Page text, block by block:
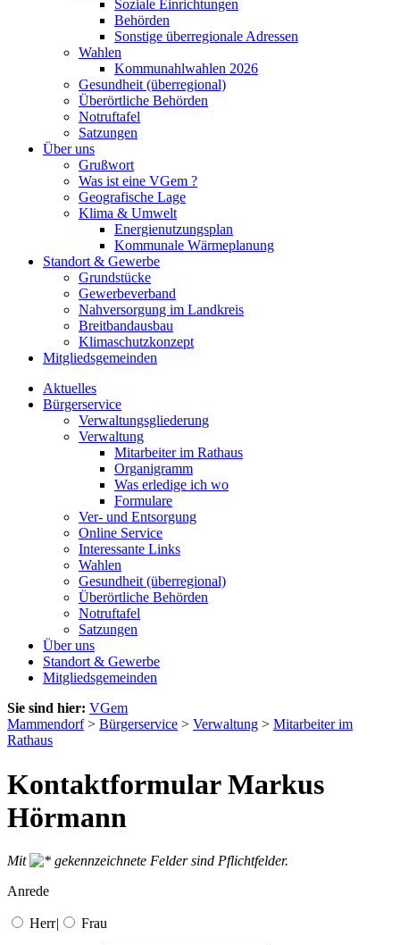
Soziale Einrichtungen
Behörden
Sonstige überregionale Adressen
Wahlen
Kommunahlwahlen 2026
Gesundheit (überregional)
Überörtliche Behörden
Notruftafel
Satzungen
Über uns
Grußwort
Was ist eine VGem ?
Geografische Lage
Klima & Umwelt
Energienutzungsplan
Kommunale Wärmeplanung
Standort & Gewerbe
Grundstücke
Gewerbeverband
Nahversorgung im Landkreis
Breitbandausbau
Klimaschutzkonzept
Mitgliedsgemeinden
Aktuelles
Bürgerservice
Verwaltungsgliederung
Verwaltung
Mitarbeiter im Rathaus
Organigramm
Was erledige ich wo
Formulare
Ver- und Entsorgung
Online Service
Interessante Links
Wahlen
Gesundheit (überregional)
Überörtliche Behörden
Notruftafel
Satzungen
Über uns
Standort & Gewerbe
Mitgliedsgemeinden
Sie sind hier: VGem
Mammendorf> Bürgerservice > Verwaltung > Mitarbeiter im
Rathaus
Kontaktformular Markus
Hörmann
Mit
gekennzeichnete Felder sind Pflichtfelder.
Anrede
Herr| Frau